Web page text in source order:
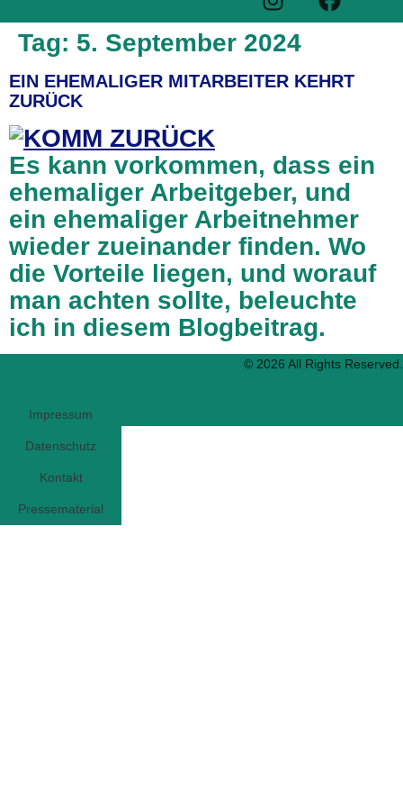
Tag: 5. September 2024
EIN EHEMALIGER MITARBEITER KEHRT
ZURÜCK
Es kann vorkommen, dass ein
ehemaliger Arbeitgeber, und
ein ehemaliger Arbeitnehmer
wieder zueinander finden. Wo
die Vorteile liegen, und worauf
man achten sollte, beleuchte
ich in diesem Blogbeitrag.
© 2026 All Rights Reserved.
Impressum
Datenschutz
Kontakt
Pressematerial